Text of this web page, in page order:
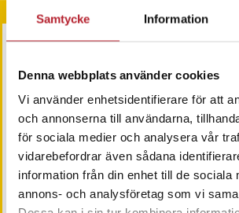
Samtycke Information
Denna webbplats använder cookies
Vi använder enhetsidentifierare för att
och annonserna till användarna,
för sociala medier och analysera vår
vidarebefordrar även sådana
information från din enhet till de sociala
annons- och analysföretag som vi
Andra köpte också
Batteri till Canon LP-E8
Universal
Philips TV –